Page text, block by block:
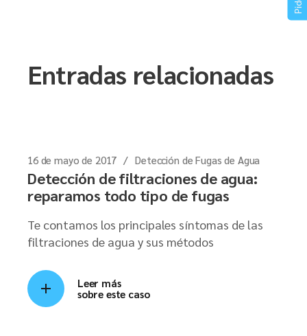
Entradas relacionadas
16 de mayo de 2017 Detección de Fugas de Agua
Detección de filtraciones de agua:
reparamos todo tipo de fugas
Te contamos los principales síntomas de las
filtraciones de agua y sus métodos
Leer más
sobre este caso